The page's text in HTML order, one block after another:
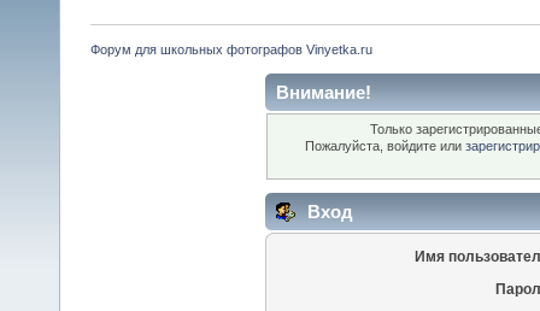
Форум для школьных фотографов Vinyetka.ru
Внимание!
Только
Пожалуйста, войдите или
Вход
Имя